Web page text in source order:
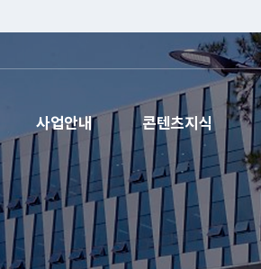
사업안내 콘텐츠지식